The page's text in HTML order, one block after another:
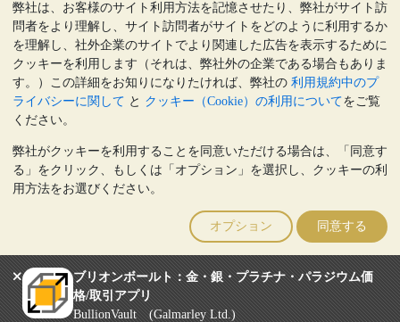
弊社は、お客様のサイト利用方法を記憶させたり、弊社がサイト訪
問者をより理解し、サイト訪問者がサイトをどのように利用するか
を理解し、社外企業のサイトでより関連した広告を表示するために
クッキーを利用します（それは、弊社外の企業である場合もありま
す。）この詳細をお知りになりたければ、弊社の 利用規約中のプ
ライバシーに関して と クッキー（Cookie）の利用についてをご覧
ください。
弊社がクッキーを利用することを同意いただける場合は、「同意す
る」をクリック、もしくは「オプション」を選択し、クッキーの利
用方法をお選びください。
オプション 同意する
ブリオンボールト：金・銀・プラチナ・パラジウム価
格/取引アプリ
BullionVault (Galmarley Ltd.)
クリックして通話を開始
営業時間:
9:00～20:30 (英国), 月曜日から金曜日
17:00～2:30（日本時間）, 月曜日から金曜日
Galmarley Ltd T/A BullionVault
3 Shortlands (7th Floor)
London
W6 8DA
United Kingdom
貴金属の価値は下落することもあれば上昇することもありま
す。過去の傾向は、将来の価格の動きを保証するものではありませ
ん。BullionVaultのウェブサイト上、もしくはBullionVaultとのコミ
ュニケーション上のいかなる内容も、投資に関する助言ではありま
せん。顧客は、金及び銀地金を所有することが適切かどうかを判断
するために、専門家の助言を求めることをお勧めします。